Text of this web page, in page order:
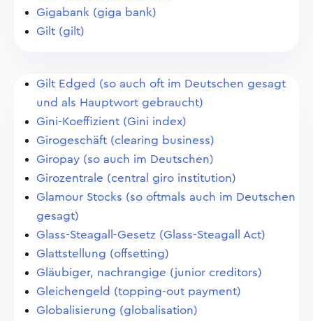
Gigabank (giga bank)
Gilt (gilt)
Gilt Edged (so auch oft im Deutschen gesagt
und als Hauptwort gebraucht)
Gini-Koeffizient (Gini index)
Girogeschäft (clearing business)
Giropay (so auch im Deutschen)
Girozentrale (central giro institution)
Glamour Stocks (so oftmals auch im Deutschen
gesagt)
Glass-Steagall-Gesetz (Glass-Steagall Act)
Glattstellung (offsetting)
Gläubiger, nachrangige (junior creditors)
Gleichengeld (topping-out payment)
Globalisierung (globalisation)